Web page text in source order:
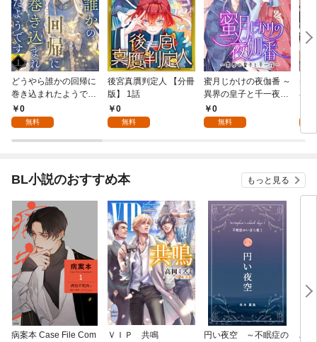
どうやら誰かの回帰に
巻き込まれたようです
【分冊版】 1話
0
無料
後宮真贋判定人 【分冊
版】 1話
0
無料
蜜月じかけの夜伽番 ～
異界の皇子と千一夜～
【分冊版】 1話
0
無料
美
界
版
BL小説のおすすめ本 もっと見る
病案本 Case File Com
ＶＩＰ 共鳴
円い夜空 ～不眠症の
ハ